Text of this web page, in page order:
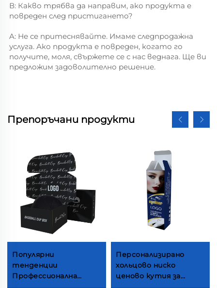
В: Какво трябва да направим, ако продукта е
повреден след пристигането?
A: Не се притеснявайте. Имаме следпродажна
услуга. Ако продукта е повреден, когато го
получите, моля, свържете се с нас веднага. Ще ви
предложим задоволително решение.
Препоръчани продукти
Популярни
тенденции
Профессионална
Персонализирано
хольцово ниско
ценово кутия за